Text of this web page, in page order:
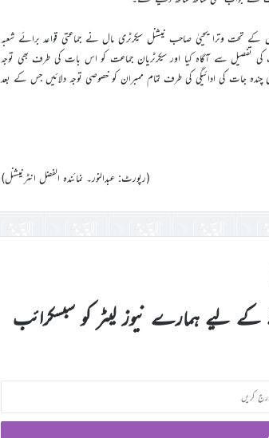
تحت وترا یحییٰ صاحب نیشنل سیکرٹری مال نے جماعتی قواعد برائے شعبہ
کی تفصیل سے آگاہ کیا اور سیکرٹریان جماعت کو اس بات کی طرف بھی توجہ
چندہ جات کی ادائیگی کی طرف تمام ممبران کو خصوصی توجہ دلائیں جس کے بعد
(رپورٹ: عبدالنور۔ نمائندہ الفضل انٹرنیشنل)
کے لیے ہمارے نیوز لیٹر کو سبسکرائب